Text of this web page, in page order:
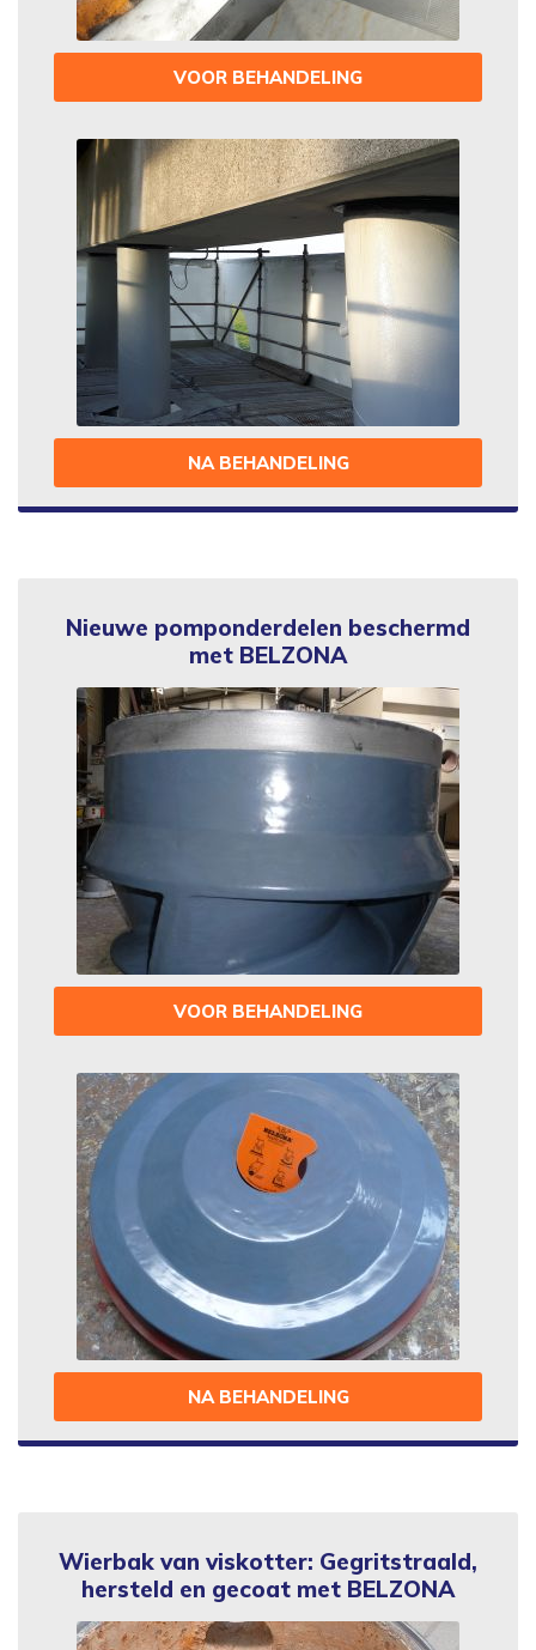
VOOR BEHANDELING
NA BEHANDELING
Nieuwe pomponderdelen beschermd
met BELZONA
VOOR BEHANDELING
NA BEHANDELING
Wierbak van viskotter: Gegritstraald,
hersteld en gecoat met BELZONA